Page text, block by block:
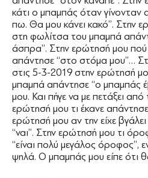
κάτι ο μπαμπάς όταν γίνονταν
πω. Θα μου κάνει κακό’’. Στην
στη φωλίτσα του μπαμπά
άσπρα’’. Στην ερώτησή μου
απάντησε ‘‘στο στόμα μου’’…
στις 5-3-2019 στην ερώτησή μου
μπαμπά απάντησε ‘‘ο μπαμπάς
μου. Και πήγε να με πετάξει από
ερώτησή μου τι έκανε απάντησε
ερώτησή μου αν την είχε
‘‘ναι’’. Στην ερώτησή μου τι
‘‘είναι πολύ μεγάλος
ψηλά. Ο μπαμπάς μου είπε ότι